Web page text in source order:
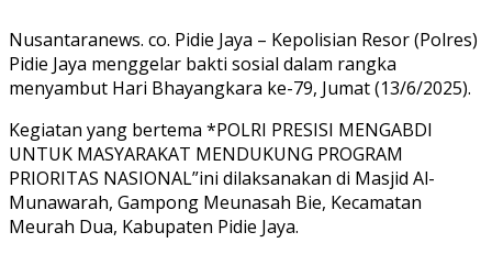
Nusantaranews. co. Pidie Jaya – Kepolisian Resor (Polres)
Pidie Jaya menggelar bakti sosial dalam rangka
menyambut Hari Bhayangkara ke-79, Jumat (13/6/2025).
Kegiatan yang bertema *POLRI PRESISI MENGABDI
UNTUK MASYARAKAT MENDUKUNG PROGRAM
PRIORITAS NASIONAL”ini dilaksanakan di Masjid Al-
Munawarah, Gampong Meunasah Bie, Kecamatan
Meurah Dua, Kabupaten Pidie Jaya.